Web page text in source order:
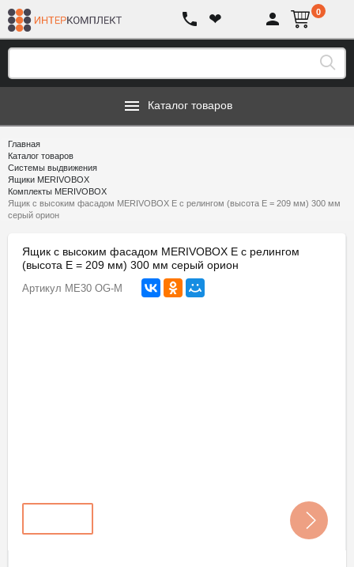
❤ 0
Каталог товаров
Главная
Каталог товаров
Системы выдвижения
Ящики MERIVOBOX
Комплекты MERIVOBOX
Ящик с высоким фасадом MERIVOBOX Е с релингом (высота Е = 209 мм) 300 мм
серый орион
Ящик с высоким фасадом MERIVOBOX Е с релингом
(высота Е = 209 мм) 300 мм серый орион
Артикул ME30 OG-M